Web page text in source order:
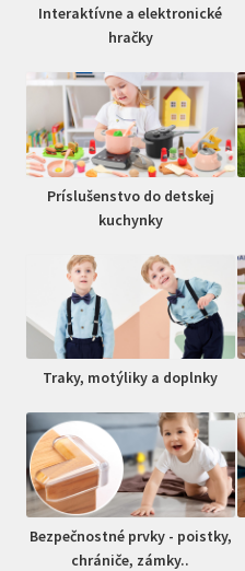
Interaktívne a elektronické
hračky
Príslušenstvo do detskej
kuchynky
Traky, motýliky a doplnky
Bezpečnostné prvky - poistky,
chrániče, zámky..